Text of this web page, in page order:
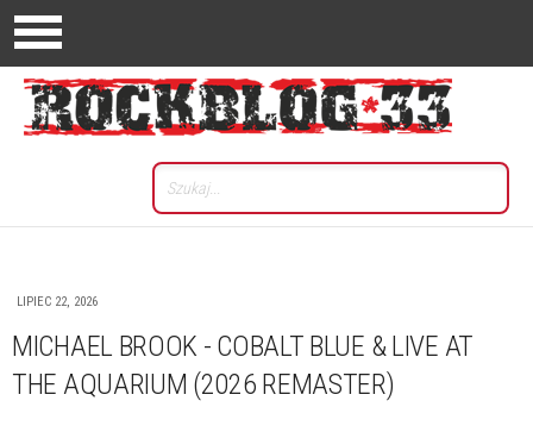
LIPIEC 22, 2026
MICHAEL BROOK - COBALT BLUE & LIVE AT
THE AQUARIUM (2026 REMASTER)